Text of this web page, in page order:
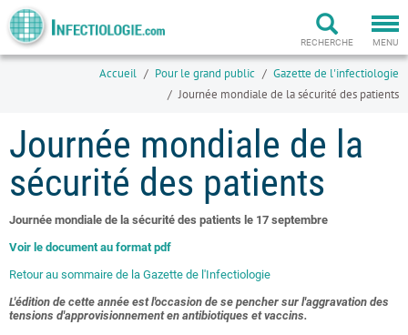
MENU
RECHERCHE
Accueil Pour le grand public
Gazette de l'infectiologie
Journée mondiale de la sécurité des patients
Journée mondiale de la
sécurité des patients
Journée mondiale de la sécurité des patients le 17 septembre
Voir le document au format pdf
Retour au sommaire de la Gazette de l'Infectiologie
L'édition de cette année est l'occasion de se pencher sur l'aggravation des
tensions d'approvisionnement en antibiotiques et vaccins.